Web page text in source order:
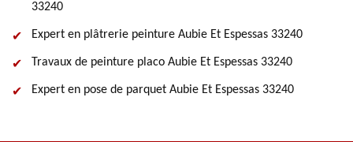
33240
Expert en plâtrerie peinture Aubie Et Espessas 33240
Travaux de peinture placo Aubie Et Espessas 33240
Expert en pose de parquet Aubie Et Espessas 33240